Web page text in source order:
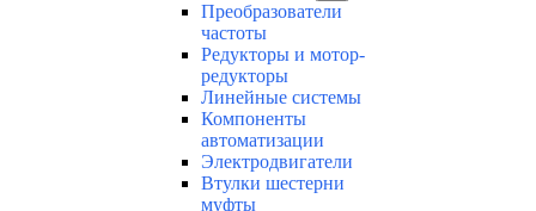
Преобразователи
частоты
Редукторы и мотор-
редукторы
Линейные системы
Компоненты
автоматизации
Электродвигатели
Втулки шестерни
муфты